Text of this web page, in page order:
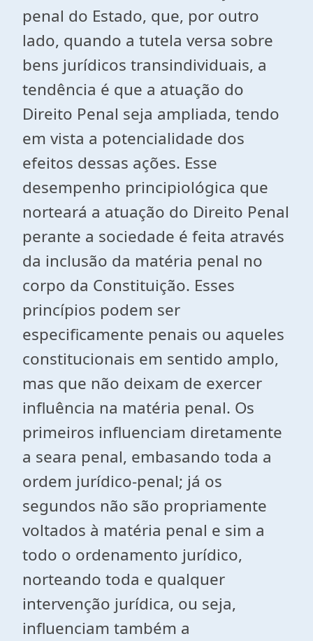
penal do Estado, que, por outro
lado, quando a tutela versa sobre
bens jurídicos transindividuais, a
tendência é que a atuação do
Direito Penal seja ampliada, tendo
em vista a potencialidade dos
efeitos dessas ações. Esse
desempenho principiológica que
norteará a atuação do Direito Penal
perante a sociedade é feita através
da inclusão da matéria penal no
corpo da Constituição. Esses
princípios podem ser
especificamente penais ou aqueles
constitucionais em sentido amplo,
mas que não deixam de exercer
influência na matéria penal. Os
primeiros influenciam diretamente
a seara penal, embasando toda a
ordem jurídico-penal; já os
segundos não são propriamente
voltados à matéria penal e sim a
todo o ordenamento jurídico,
norteando toda e qualquer
intervenção jurídica, ou seja,
influenciam também a